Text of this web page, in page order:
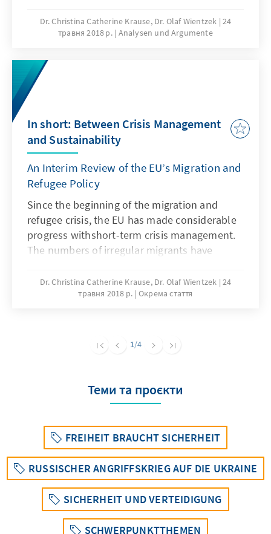
überwunden. Wie ist die Europäische Union
drei Jahre nach dem Beginn der Migrations-
die aktuellen und zukünftigen
Herausforderungen und ist die EU hierfür
gewappnet? Das vorliegende Papier
Herausforderungen der EU dar und entwickelt
kurz- und mittelfristige
Handlungsempfehlungen.
Dr. Christina Catherine Krause, Dr. Olaf Wientzek 24
травня 2018 р. Analysen und Argumente
In short: Between Crisis Management
and Sustainability
An Interim Review of the EU’s Migration and
Refugee Policy
Since the beginning of the migration and
refugee crisis, the EU has made considerable
progress withshort-term crisis management.
The numbers of irregular migrants have
chaos is resolved and humanitarian
emergencies are overcome. The EU is no
System – are still in need ofimprovement.
Dr. Christina Catherine Krause, Dr. Olaf Wientzek 24
травня 2018 р. Окрема стаття
1/4
Теми та проєкти
FREIHEIT BRAUCHT SICHERHEIT
RUSSISCHER ANGRIFFSKRIEG AUF DIE UKRAINE
SICHERHEIT UND VERTEIDIGUNG
SCHWERPUNKTTHEMEN